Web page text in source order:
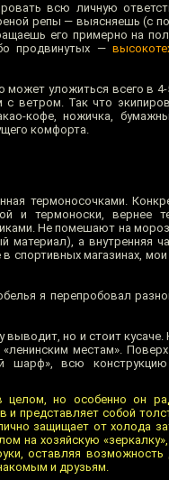
всю личную
репы — выясняешь (с
его примерно на
продвинутых —
может уложиться всего в
ветром. Так что
кофе, ножичка,
комфорта.
термоносочками.
и термоноски, вернее
Не помешают на
материал), а внутренняя
спортивных магазинах,
я перепробовал
выводит, но и стоит кусаче.
местам».
шарф», всю
целом, но особенно он
и представляет собой
защищает от холода
на хозяйскую
оставляя возможность
и друзьям.